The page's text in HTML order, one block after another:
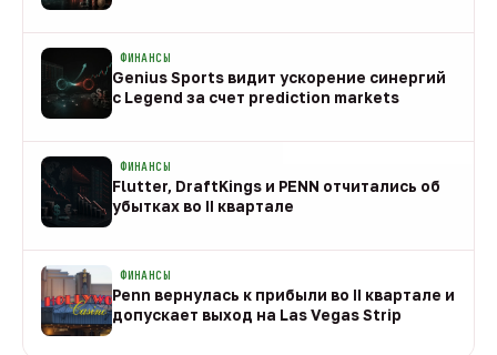
ФИНАНСЫ
Genius Sports видит ускорение синергий
с Legend за счет prediction markets
ФИНАНСЫ
Flutter, DraftKings и PENN отчитались об
убытках во II квартале
ФИНАНСЫ
Penn вернулась к прибыли во II квартале и
допускает выход на Las Vegas Strip